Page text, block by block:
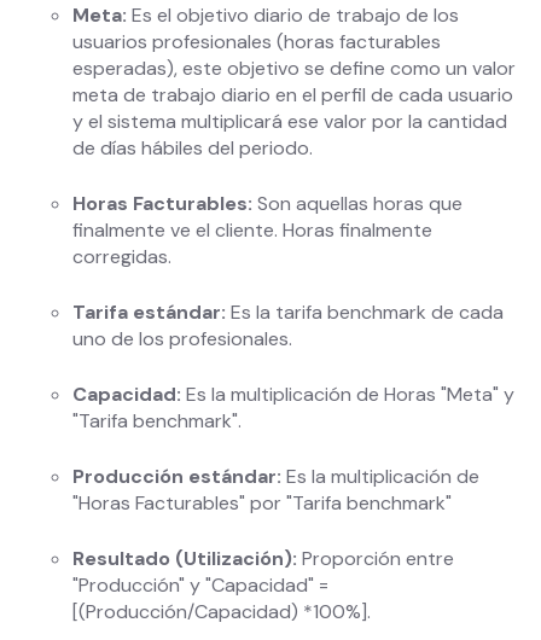
Meta: Es el objetivo diario de trabajo de los
usuarios profesionales (horas facturables
esperadas), este objetivo se define como un valor
meta de trabajo diario en el perfil de cada usuario
y el sistema multiplicará ese valor por la cantidad
de días hábiles del periodo.
Horas Facturables: Son aquellas horas que
finalmente ve el cliente. Horas finalmente
corregidas.
Tarifa estándar: Es la tarifa benchmark de cada
uno de los profesionales.
Capacidad: Es la multiplicación de Horas "Meta" y
"Tarifa benchmark".
Producción estándar: Es la multiplicación de
"Horas Facturables" por "Tarifa benchmark"
Resultado (Utilización): Proporción entre
"Producción" y "Capacidad" =
[(Producción/Capacidad) *100%].